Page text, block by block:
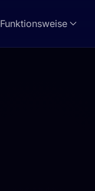
Funktionsweise